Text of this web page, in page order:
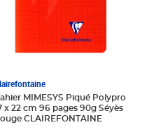
MIMESYS Piqué Polypro
x 22 cm 96 pages 90g Séyès
CLAIREFONTAINE